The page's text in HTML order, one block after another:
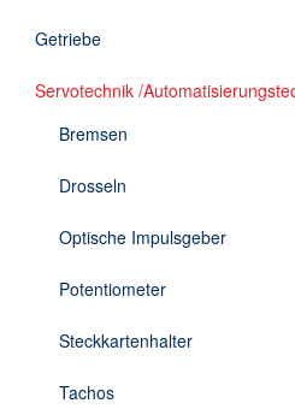
Getriebe
Servotechnik /
Bremsen
Drosseln
Optische Impulsgeber
Potentiometer
Steckkartenhalter
Tachos